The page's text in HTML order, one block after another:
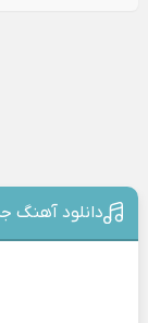
دانلود آهنگ